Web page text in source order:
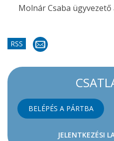
Molnár Csaba ügyvezető
RSS
BELÉPÉS A PÁRTBA
JELENTKEZÉSI